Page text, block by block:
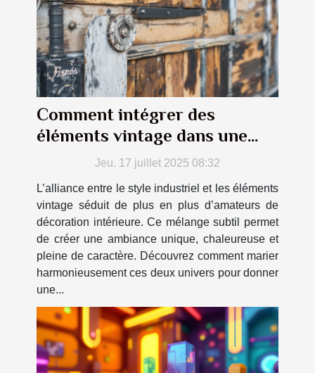
Comment intégrer des
éléments vintage dans une
déco industrielle ?
Jeu. 17 juillet 2025 08:32
L’alliance entre le style industriel et les éléments
vintage séduit de plus en plus d’amateurs de
décoration intérieure. Ce mélange subtil permet
de créer une ambiance unique, chaleureuse et
pleine de caractère. Découvrez comment marier
harmonieusement ces deux univers pour donner
une...